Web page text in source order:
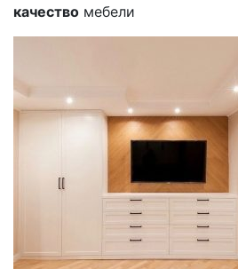
качество мебели